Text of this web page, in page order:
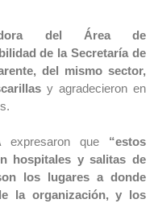
del Área de
de la Secretaría de
del mismo sector,
y agradecieron en
expresaron que “estos
hospitales y salitas de
los lugares a donde
la organización, y los